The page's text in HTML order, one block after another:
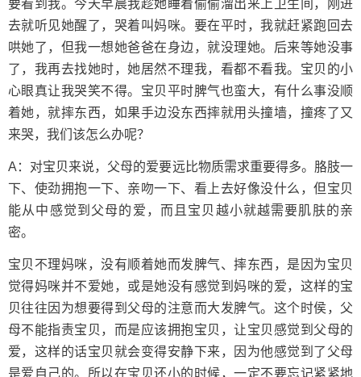
要看到我。今天早晨我趁她睡着偷偷溜出来上卫生间，刚进
去就听见她醒了，哭着叫妈咪。要在平时，我就赶紧跑回去
哄她了，但我一想她爸爸在身边，就没理她。后来等她没事
了，我再去找她时，她居然不理我，看都不看我。宝贝的小
心眼真让我哭笑不得。宝贝平时脾气也蛮大，有什么事没顺
着她，就摔东西，如果手边没东西摔就用头撞墙，撞疼了又
来哭，我们该怎么办呢？
A：对宝贝来说，父母的爱要远比物质需求重要得多。胳肢一
下、使劲拥抱一下、亲吻一下、看上去好像没什么，但宝贝
能从中感觉到父母的爱，而且宝贝越小就越需要肌肤的亲
密。
宝贝不理妈咪，没有顺着她而发脾气、摔东西，是因为宝贝
觉得妈咪并不爱她，或是她没有感觉到妈咪的爱，这样的宝
贝往往因为想要得到父母的注意而大发脾气。这个时侯，父
母不能指责宝贝，而是应该拥抱宝贝，让宝贝感觉到父母的
爱，这样的话宝贝就会变得安静下来，因为他感觉到了父母
是爱自己的。所以在宝贝还小的时候，一定不要忘记紧紧地